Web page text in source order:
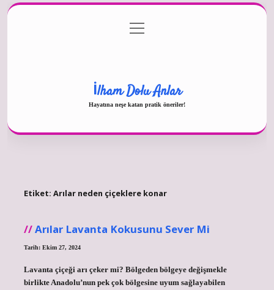
Gizlilik Politikası
menüyü
aç
İlham Dolu Anlar
Hayatına neşe katan pratik öneriler!
Etiket: Arılar neden çiçeklere konar
Arılar Lavanta Kokusunu Sever Mi
Tarih: Ekim 27, 2024
Lavanta çiçeği arı çeker mi? Bölgeden bölgeye değişmekle
birlikte Anadolu’nun pek çok bölgesine uyum sağlayabilen